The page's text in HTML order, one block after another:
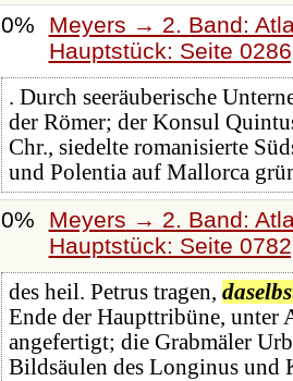
0%
Meyers → 2. Band:
Hauptstück: Seite
. Durch seeräuberische
der Römer; der Konsul
Chr., siedelte romanisierte
und Polentia auf Mallorca
0%
Meyers → 2. Band:
Hauptstück: Seite
des heil. Petrus tragen,
Ende der Haupttribüne, unter
angefertigt; die Grabmäler
Bildsäulen des Longinus und